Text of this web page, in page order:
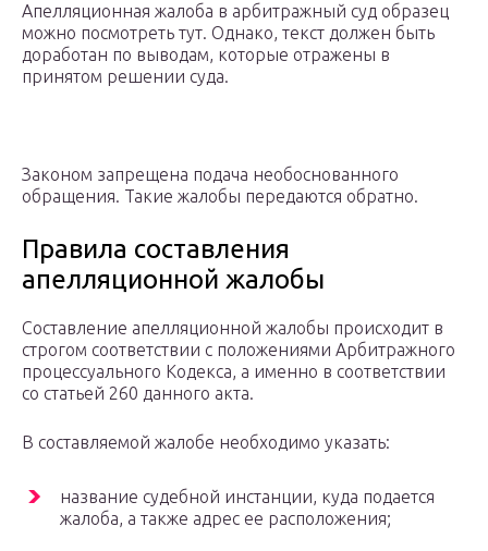
Апелляционная жалоба в арбитражный суд образец
можно посмотреть тут. Однако, текст должен быть
доработан по выводам, которые отражены в
принятом решении суда.
Законом запрещена подача необоснованного
обращения. Такие жалобы передаются обратно.
Правила составления
апелляционной жалобы
Составление апелляционной жалобы происходит в
строгом соответствии с положениями Арбитражного
процессуального Кодекса, а именно в соответствии
со статьей 260 данного акта.
В составляемой жалобе необходимо указать:
название судебной инстанции, куда подается
жалоба, а также адрес ее расположения;